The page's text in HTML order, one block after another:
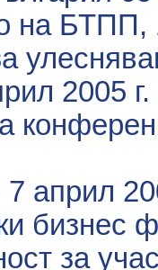
на БТПП,
2005 г.
април
бизнес
за